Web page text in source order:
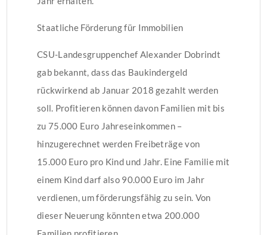
Staatliche Förderung für Immobilien
CSU-Landesgruppenchef Alexander Dobrindt
gab bekannt, dass das Baukindergeld
rückwirkend ab Januar 2018 gezahlt werden
soll. Profitieren können davon Familien mit bis
zu 75.000 Euro Jahreseinkommen –
hinzugerechnet werden Freibeträge von
15.000 Euro pro Kind und Jahr. Eine Familie mit
einem Kind darf also 90.000 Euro im Jahr
verdienen, um förderungsfähig zu sein. Von
dieser Neuerung könnten etwa 200.000